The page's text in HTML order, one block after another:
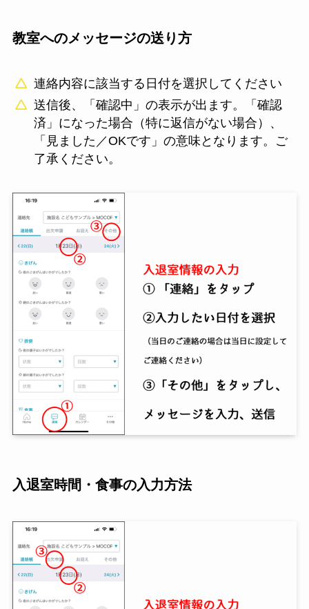
教室へのメッセージの送り方
連絡内容に該当する日付を選択してください
送信後、「確認中」の表示が出ます。「確認
済」になった場合（特に返信がない場合）、
「見ました／OKです」の意味となります。ご
了承ください。
入退室時間・食事の入力方法